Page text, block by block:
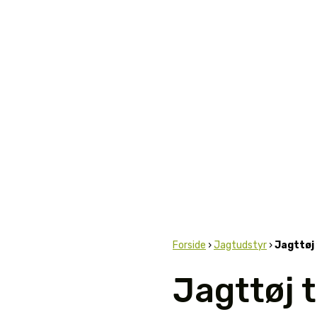
Forside ›Jagtudstyr ›Jagttøj
Jagttøj